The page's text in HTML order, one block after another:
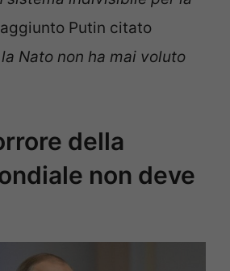
Putin citato
Nato non ha mai voluto
della
non deve